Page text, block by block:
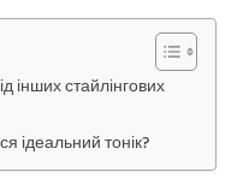
інших стайлінгових
ідеальний тонік?